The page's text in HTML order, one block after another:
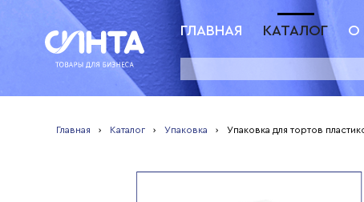
ГЛАВНАЯ КАТАЛОГ О
Главная › Каталог › Упаковка › Упаковка для тортов